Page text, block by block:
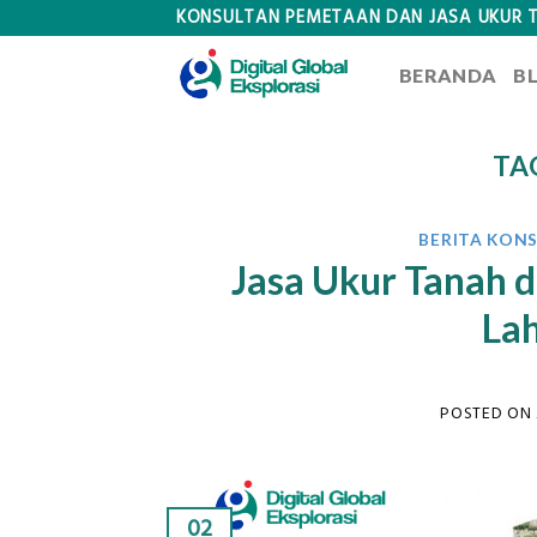
KONSULTAN PEMETAAN DAN JASA UKUR
BERANDA
BERITA
Jasa Ukur Tanah
POSTED ON
02